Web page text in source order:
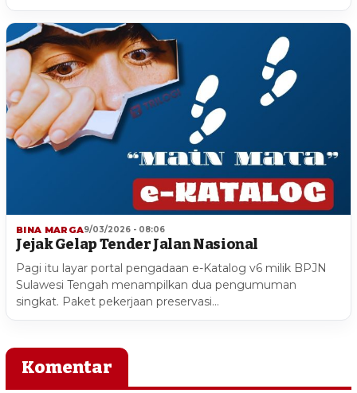
BINA MARGA9/03/2026 - 08:06
Jejak Gelap Tender Jalan Nasional
Pagi itu layar portal pengadaan e-Katalog v6 milik BPJN
Sulawesi Tengah menampilkan dua pengumuman
singkat. Paket pekerjaan preservasi…
Komentar